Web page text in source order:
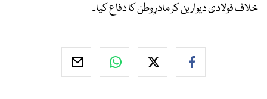
خلاف فولادی دیوار بن کر مادرِ وطن کا دفاع کیا۔